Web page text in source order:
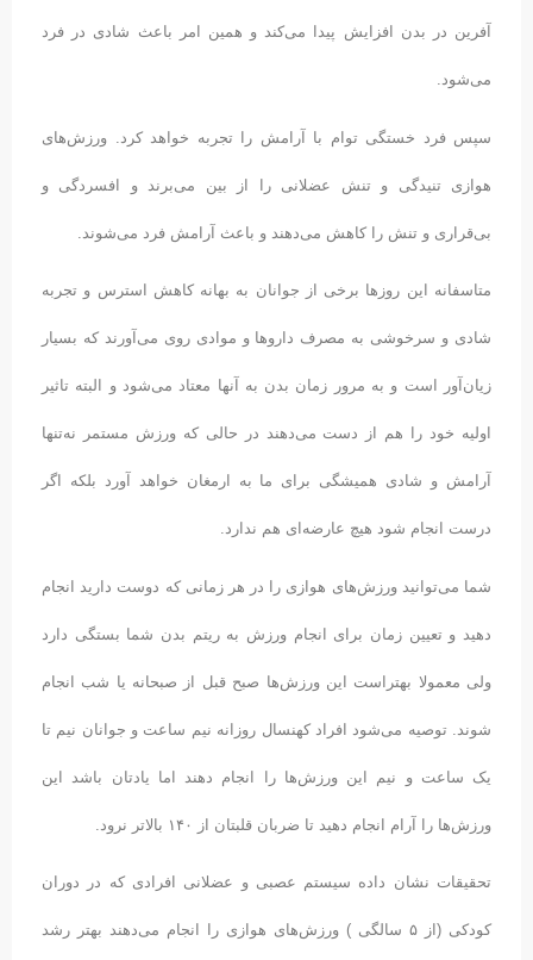
آفرین در بدن افزایش پیدا می‌کند و همین امر باعث شادی در فرد
می‌شود.
سپس فرد خستگی توام با آرامش را تجربه خواهد کرد. ورزش‌های
هوازی تنیدگی و تنش عضلانی را از بین می‌برند و افسردگی و
بی‌قراری و تنش را کاهش می‌دهند و باعث آرامش فرد می‌شوند.
متاسفانه این روزها برخی از جوانان به بهانه کاهش استرس و تجربه
شادی و سرخوشی به مصرف داروها و موادی روی می‌‌آورند که بسیار
زیان‌آور است و به مرور زمان بدن به آنها معتاد می‌شود و البته تاثیر
اولیه خود را هم از دست می‌دهند در حالی که ورزش مستمر نه‌تنها
آرامش و شادی همیشگی برای ما به ارمغان خواهد آورد بلکه اگر
درست انجام شود هیچ عارضه‌ای هم ندارد.
شما می‌توانید ورزش‌های هوازی را در هر زمانی که دوست دارید انجام
دهید و تعیین زمان برای انجام ورزش به ریتم بدن شما بستگی دارد
ولی معمولا بهتراست این ورزش‌ها صبح قبل از صبحانه یا شب انجام
شوند. توصیه می‌شود افراد کهنسال روزانه نیم ساعت و جوانان نیم تا
یک ساعت و نیم این ورزش‌ها را انجام دهند اما یادتان باشد این
ورزش‌ها را آرام انجام دهید تا ضربان قلبتان از ۱۴۰ بالاتر نرود.
تحقیقات نشان داده سیستم عصبی و عضلانی افرادی که در دوران
کودکی (از ۵ سالگی ) ورزش‌های هوازی را انجام می‌دهند بهتر رشد